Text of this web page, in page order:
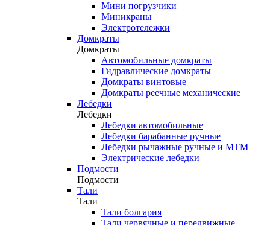
Мини погрузчики
Миникраны
Электротележки
Домкраты
Домкраты
Автомобильные домкраты
Гидравлические домкраты
Домкраты винтовые
Домкраты реечные механические
Лебедки
Лебедки
Лебедки автомобильные
Лебедки барабанные ручные
Лебедки рычажные ручные и МТМ
Электрические лебедки
Подмости
Подмости
Тали
Тали
Тали болгария
Тали червячные и передвижные